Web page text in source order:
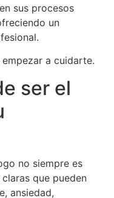
sus procesos
un
a cuidarte.
ser el
no siempre es
que pueden
ansiedad,